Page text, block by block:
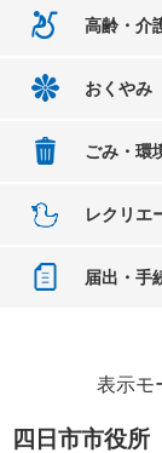
高齢・介
おくやみ
ごみ・環
レクリエ
届出・手
表示モ
四日市市役所